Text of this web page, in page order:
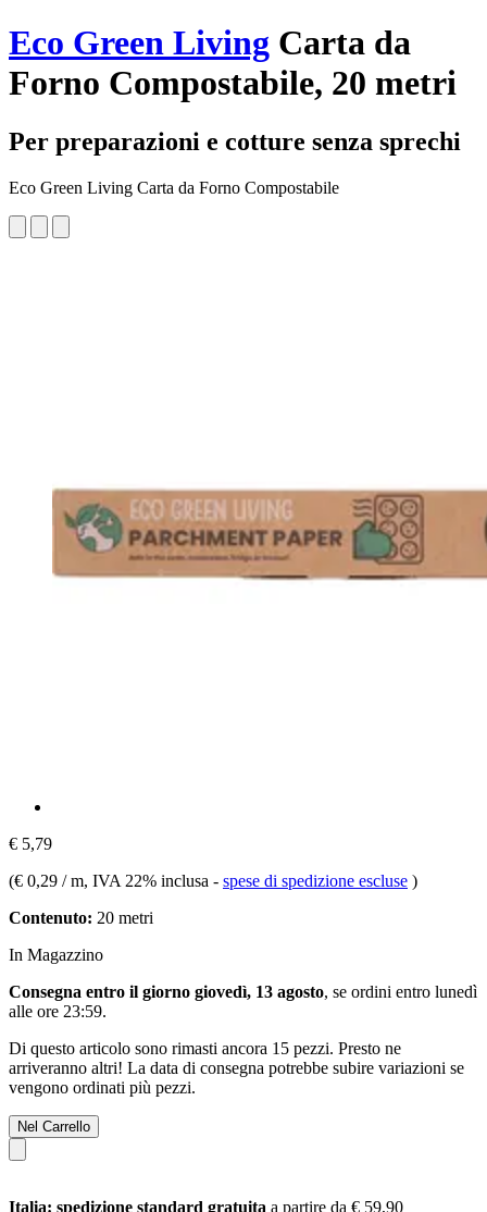
Eco Green Living Carta da
Forno Compostabile, 20 metri
Per preparazioni e cotture senza sprechi
Eco Green Living Carta da Forno Compostabile
€ 5,79
(€ 0,29 / m, IVA 22% inclusa - spese di spedizione escluse )
Contenuto: 20 metri
In Magazzino
Consegna entro il giorno giovedì, 13 agosto, se ordini entro lunedì
alle ore 23:59.
Di questo articolo sono rimasti ancora 15 pezzi. Presto ne
arriveranno altri! La data di consegna potrebbe subire variazioni se
vengono ordinati più pezzi.
Nel Carrello
Italia: spedizione standard gratuita a partire da € 59,90